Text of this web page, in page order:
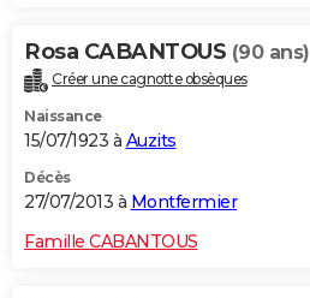
Rosa CABANTOUS (90 ans)
Créer une cagnotte obsèques
Naissance
15/07/1923 à Auzits
Décès
27/07/2013 à Montfermier
Famille CABANTOUS